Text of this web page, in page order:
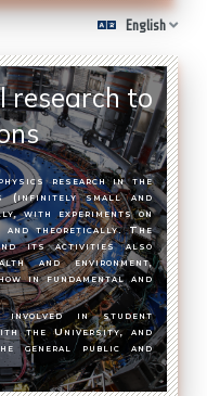
English
research to
research in the
(infinitely small and
with experiments on
and theoretically. The
its activities also
and environment,
in fundamental and
in student
the University, and
general public and